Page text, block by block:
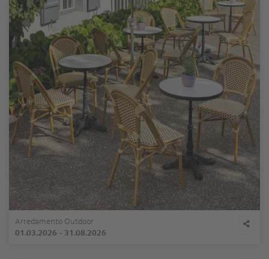
Arredamento Outdoor
01.03.2026 - 31.08.2026